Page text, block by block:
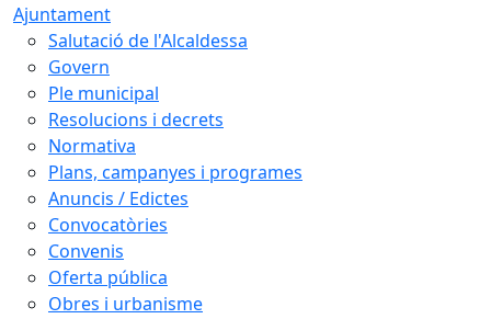
Ajuntament
Salutació de l'Alcaldessa
Govern
Ple municipal
Resolucions i decrets
Normativa
Plans, campanyes i programes
Anuncis / Edictes
Convocatòries
Convenis
Oferta pública
Obres i urbanisme